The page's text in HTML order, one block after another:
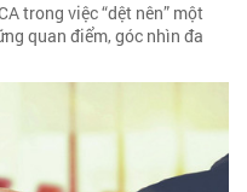
trong việc “dệt nên” một
quan điểm, góc nhìn đa